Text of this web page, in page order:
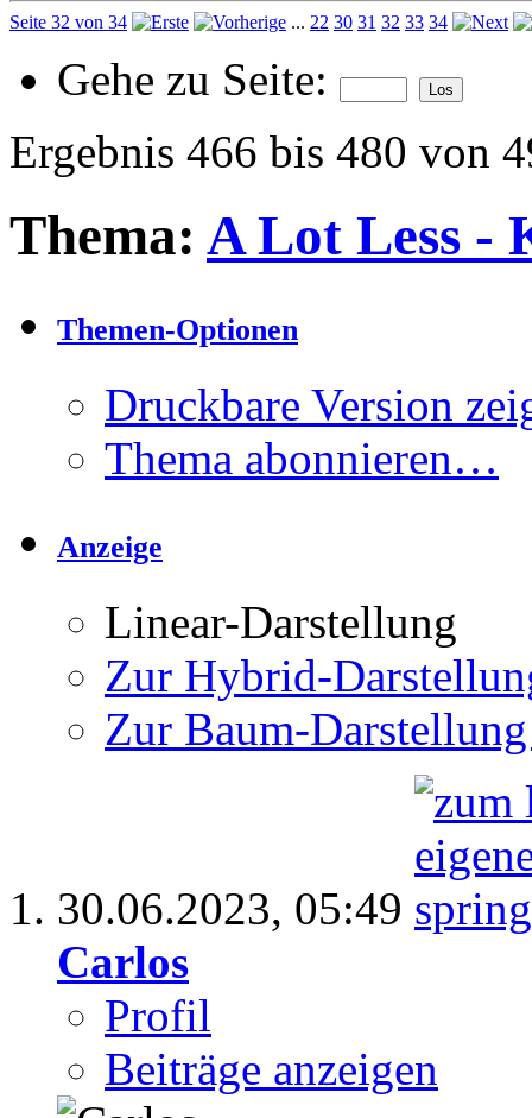
Seite 32 von 34 ... 22 30 31 32 33 34
Gehe zu Seite:
Ergebnis 466 bis 480 von
Thema: A Lot Less -
Themen-Optionen
Druckbare Version
Thema abonnieren…
Anzeige
Linear-Darstellung
Zur Hybrid-
Zur Baum-
30.06.2023, 05:49
Carlos
Profil
Beiträge anzeigen